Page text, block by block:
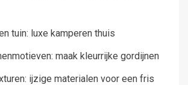
tuin: luxe kamperen thuis
maak kleurrijke gordijnen
ijzige materialen voor een fris